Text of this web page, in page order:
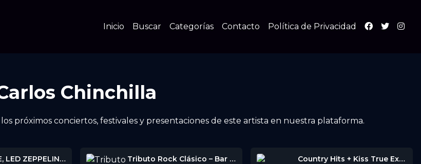
Inicio Buscar Categorías Contacto Política de Privacidad
Chinchilla
próximos conciertos, festivales y presentaciones de este artista en nuestra plataforma.
CREEDENCE, LED ZEPPELIN Y THE DOORS + LO MEJOR DEL ROCK ESPANOL E INGLES Tributo Rock Clásico – Bar y Café 1961 🌌🎸 Country Hits + Kiss True Experiencie